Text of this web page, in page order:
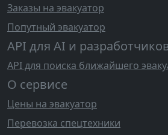
Заказы на эвакуатор
Попутный эвакуатор
API для AI и
API для поиска ближайшего
О сервисе
Цены на эвакуатор
Перевозка спецтехники